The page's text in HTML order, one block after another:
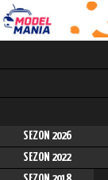
SEZON 2026
SEZON 2022